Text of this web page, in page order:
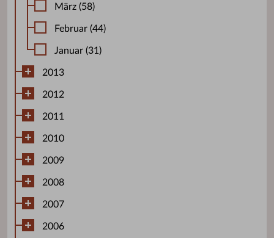
März (58)
Februar (44)
Januar (31)
2013
2012
2011
2010
2009
2008
2007
2006